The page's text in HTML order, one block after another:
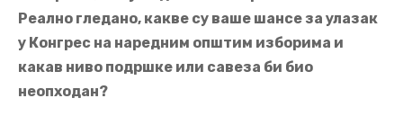
Реално гледано, какве су ваше шансе за улазак
у Конгрес на наредним општим изборима и
какав ниво подршке или савеза би био
неопходан?